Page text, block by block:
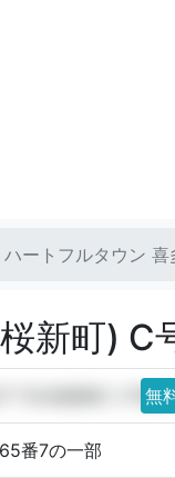
ハートフルタウン
新町) C
丁目(桜新町) C号棟
無
番7の一部